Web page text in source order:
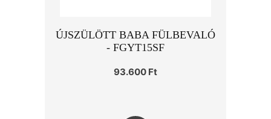
ÚJSZÜLÖTT BABA FÜLBEVALÓ
- FGYT15SF
93.600 Ft